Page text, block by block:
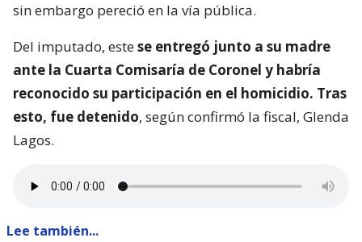
sin embargo pereció en la vía pública.
Del imputado, estese entregó junto a su madre
ante la Cuarta Comisaría de Coronel y habría
reconocido su participación en el homicidio. Tras
esto, fue detenido, según confirmó la fiscal, Glenda
Lagos.
Lee también...